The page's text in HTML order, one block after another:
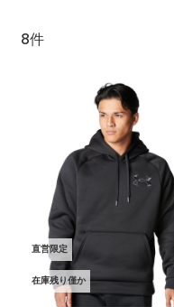
8件
直営限定
在庫残り僅か